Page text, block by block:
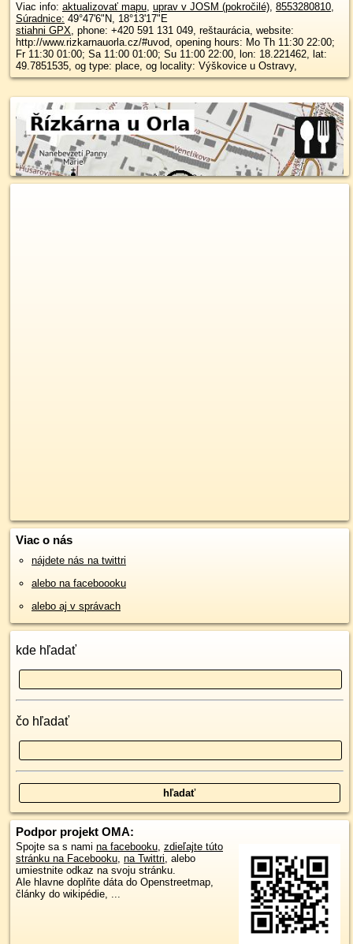
Viac info: aktualizovať mapu, uprav v JOSM (pokročilé), 8553280810,
Súradnice: 49°47'6"N, 18°13'17"E
stiahni GPX, phone: +420 591 131 049, reštaurácia, website:
http://www.rizkarnauorla.cz/#uvod, opening hours: Mo Th 11:30 22:00;
Fr 11:30 01:00; Sa 11:00 01:00; Su 11:00 22:00, lon: 18.221462, lat:
49.7851535, og type: place, og locality: Výškovice u Ostravy,
Viac o nás
nájdete nás na twittri
alebo na faceboooku
alebo aj v správach
kde hľadať
čo hľadať
Podpor projekt OMA:
Spojte sa s nami na facebooku, zdieľajte túto
stránku na Facebooku, na Twittri, alebo
umiestnite odkaz na svoju stránku.
Ale hlavne doplňte dáta do Openstreetmap,
články do wikipédie, ...